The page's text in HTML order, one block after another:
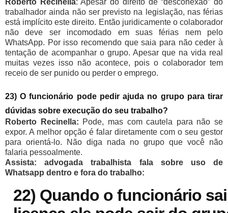
trabalhador ainda não ser previsto na legislação, nas férias
está implícito este direito. Então juridicamente o colaborador
não deve ser incomodado em suas férias nem pelo
WhatsApp. Por isso recomendo que saia para não ceder à
tentação de acompanhar o grupo. Apesar que na vida real
muitas vezes isso não acontece, pois o colaborador tem
receio de ser punido ou perder o emprego.
23) O funcionário pode pedir ajuda no grupo para tirar
dúvidas sobre execução do seu trabalho?
Roberto Recinella: Pode, mas com cautela para não se
expor. A melhor opção é falar diretamente com o seu gestor
para orientá-lo. Não diga nada no grupo que você não
falaria pessoalmente.
Assista: advogada trabalhista fala sobre uso de
Whatsapp dentro e fora do trabalho:
22) Quando o funcionário